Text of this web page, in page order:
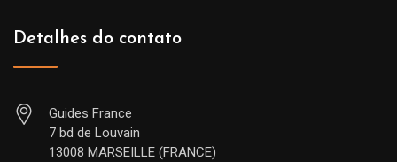
Detalhes do contato
Guides France
7 bd de Louvain
13008 MARSEILLE (FRANCE)